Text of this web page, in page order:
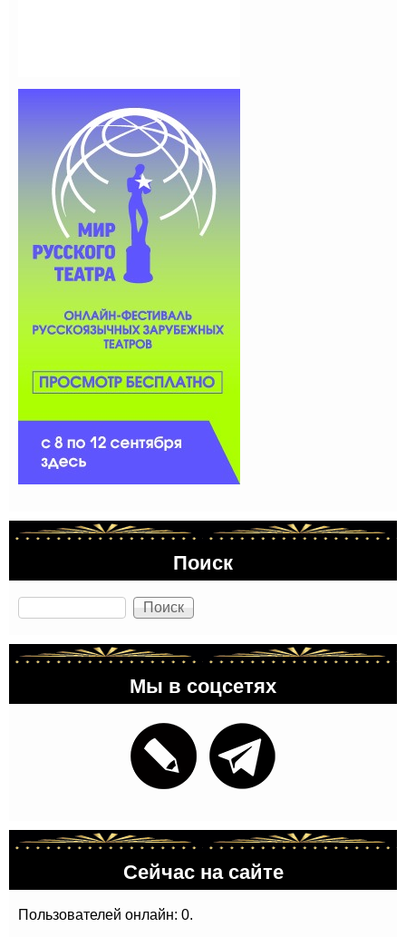
Поиск
Поиск
Мы в соцсетях
Сейчас на сайте
Пользователей онлайн: 0.